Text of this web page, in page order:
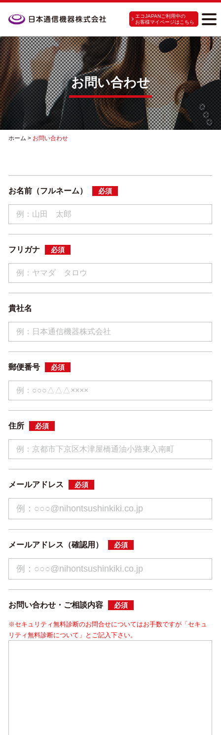
エコJAPANご利用中の
お客様マイページはこちら
お問い合わせ
ホーム > お問い合わせ
お名前（フルネーム） 必須
フリガナ 必須
貴社名
郵便番号 必須
住所 必須
メールアドレス 必須
メールアドレス（確認用） 必須
お問い合わせ・ご相談内容 必須
※セキュリティ無料診断のお問合せについてはお手数ですが「セキュ
リティ無料診断について」とご記入下さい。